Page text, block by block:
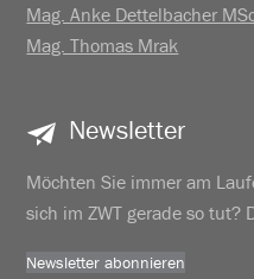
Mag. Anke Dettelbacher
Mag. Thomas Mrak
Newsletter
Möchten Sie immer am
sich im ZWT gerade so tut?
Newsletter abonnieren